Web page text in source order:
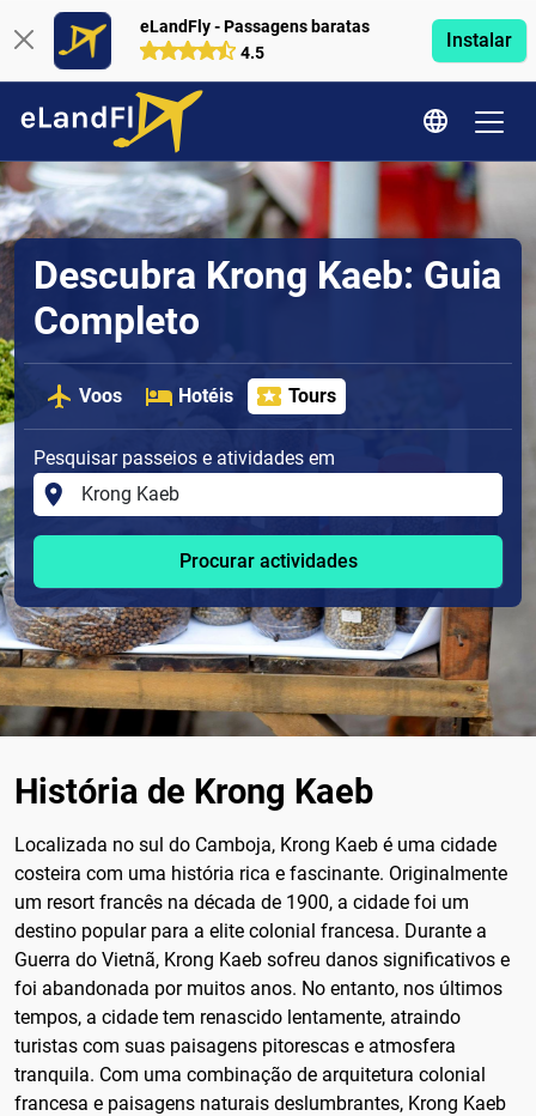
eLandFly - Passagens baratas
4.5
Instalar
Descubra Krong Kaeb: Guia
Completo
Voos Hotéis Tours
Pesquisar passeios e atividades em
Procurar actividades
História de Krong Kaeb
Localizada no sul do Camboja, Krong Kaeb é uma cidade
costeira com uma história rica e fascinante. Originalmente
um resort francês na década de 1900, a cidade foi um
destino popular para a elite colonial francesa. Durante a
Guerra do Vietnã, Krong Kaeb sofreu danos significativos e
foi abandonada por muitos anos. No entanto, nos últimos
tempos, a cidade tem renascido lentamente, atraindo
turistas com suas paisagens pitorescas e atmosfera
tranquila. Com uma combinação de arquitetura colonial
francesa e paisagens naturais deslumbrantes, Krong Kaeb